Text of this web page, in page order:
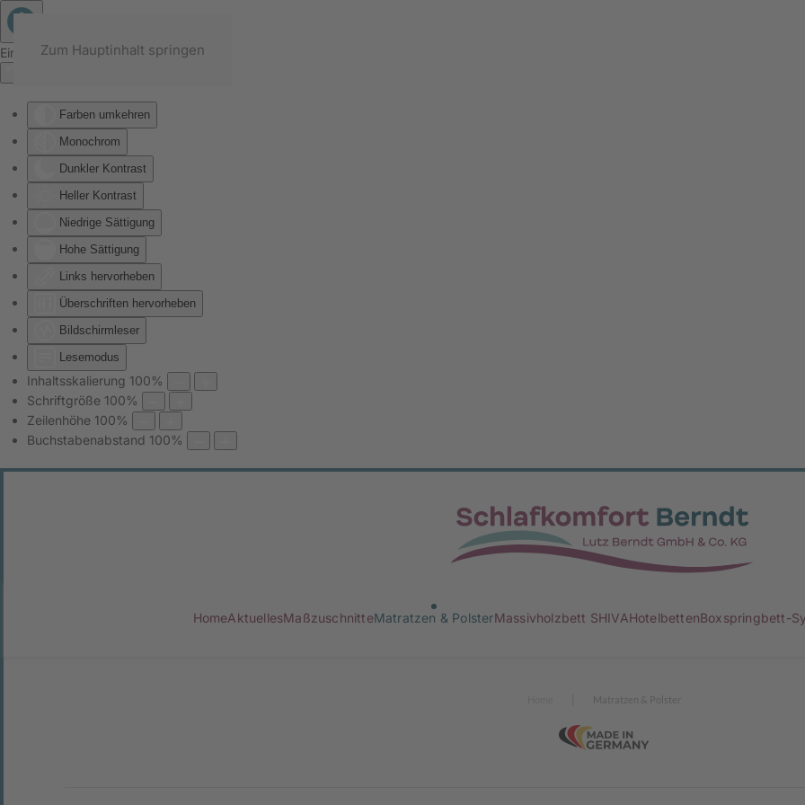
Eingabehilfen öffnen
Farben umkehren
Monochrom
Dunkler Kontrast
Heller Kontrast
Niedrige Sättigung
Hohe Sättigung
Links hervorheben
Überschriften hervorheben
Bildschirmleser
Lesemodus
Inhaltsskalierung 100%
Schriftgröße 100%
Zeilenhöhe 100%
Buchstabenabstand 100%
Zum Hauptinhalt springen
HomeAktuellesMaßzuschnitteMatratzen & PolsterMassivholzbett SHIVAHotelbettenBoxspringbett-
Matratzen & Polster